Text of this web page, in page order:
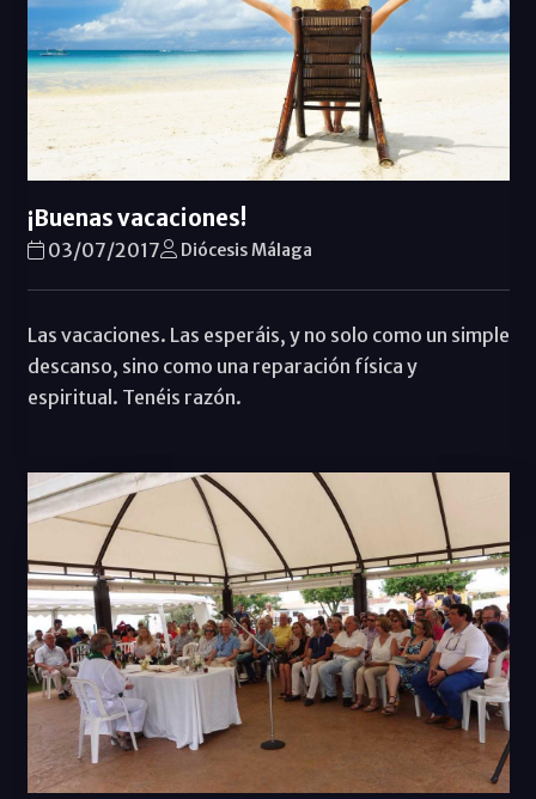
¡Buenas vacaciones!
03/07/2017 Diócesis Málaga
Las vacaciones. Las esperáis, y no solo como un simple
descanso, sino como una reparación física y
espiritual. Tenéis razón.